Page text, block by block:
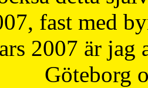
fast med
2007 är
Göteborg